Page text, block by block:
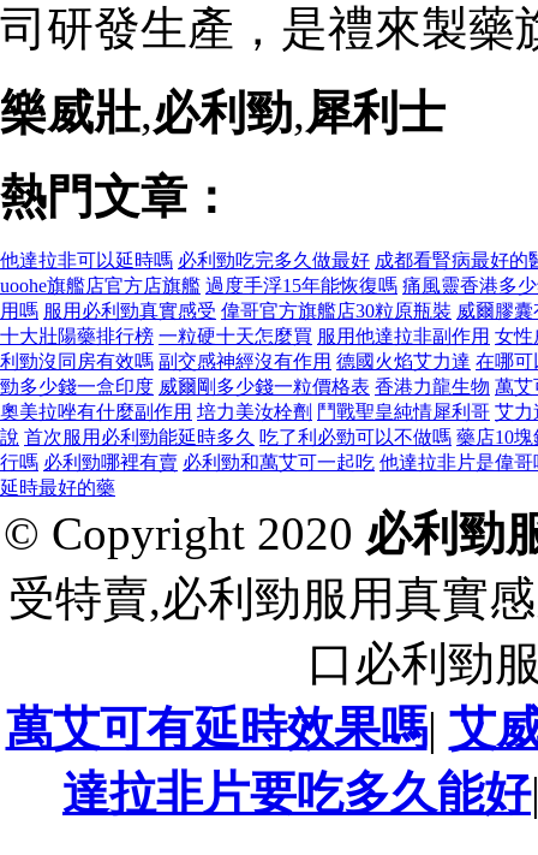
司研發生產，是禮來製藥
樂威壯,必利勁,犀利士
熱門文章：
他達拉非可以延時嗎 必利勁吃完多久做最好 成都看腎病最好的
uoohe旗艦店官方店旗艦 過度手浮15年能恢復嗎 痛風靈香港多
用嗎 服用必利勁真實感受 偉哥官方旗艦店30粒原瓶裝 威爾膠
十大壯陽藥排行榜 一粒硬十天怎麼買 服用他達拉非副作用 女性
利勁沒同房有效嗎 副交感神經沒有作用 德國火焰艾力達 在哪可
勁多少錢一盒印度 威爾剛多少錢一粒價格表 香港力龍生物 萬艾
奧美拉唑有什麼副作用 培力美汝栓劑 鬥戰聖皇純情犀利哥 艾力
說 首次服用必利勁能延時多久 吃了利必勁可以不做嗎 藥店10
行嗎 必利勁哪裡有賣 必利勁和萬艾可一起吃 他達拉非片是偉哥
延時最好的藥
© Copyright 2020 必利勁
受特賣,必利勁服用真實
口必利勁
萬艾可有延時效果嗎| 艾
達拉非片要吃多久能好